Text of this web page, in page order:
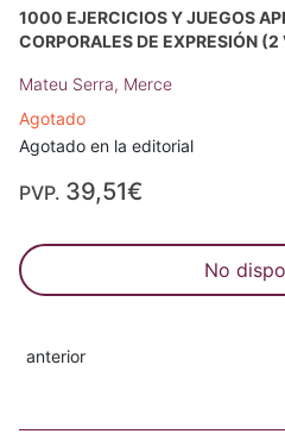
1000 EJERCICIOS Y JUEGOS
CORPORALES DE EXPRESIÓN (2
Mateu Serra, Merce
Agotado
Agotado en la editorial
PVP. 39,51€
No
anterior